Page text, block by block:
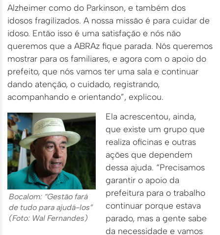
Alzheimer como do Parkinson, e também dos
idosos fragilizados. A nossa missão é para cuidar de
idoso. Então isso é uma satisfação e nós não
queremos que a ABRAz fique parada. Nós queremos
mostrar para os familiares, e agora com o apoio do
prefeito, que nós vamos ter uma sala e continuar
dando atenção, o cuidado, registrando,
acompanhando e orientando”, explicou.
Bocalom: “Gestão fará
de tudo para ajudá-los”
(Foto: Wal Fernandes)
Ela acrescentou, ainda,
que existe um grupo que
realiza oficinas e outras
ações que dependem
dessa ajuda. “Precisamos
garantir o apoio da
prefeitura para o trabalho
continuar porque estava
parado, mas a gente sabe
da necessidade e vamos